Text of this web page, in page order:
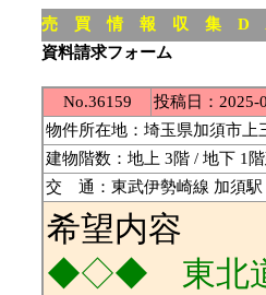
売 買 情 報 収 集 D
資料請求フォーム
No.36159 投稿日：2025-
物件所在地：埼玉県加須市上
建物階数：地上 3階 / 地下 1
交 通：東武伊勢崎線 加須駅
希望内容
◆◇◆ 東北道｢